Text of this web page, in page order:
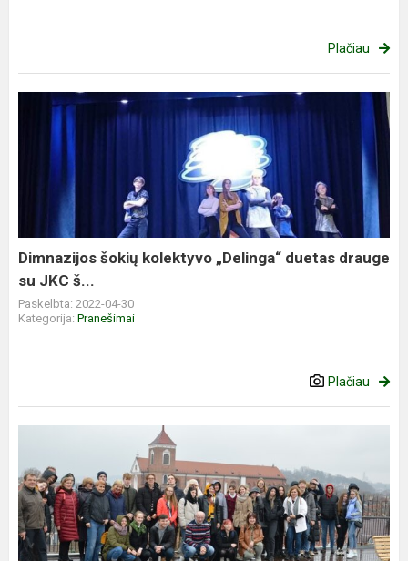
Plačiau
Dimnazijos šokių kolektyvo „Delinga“ duetas drauge
su JKC š...
Paskelbta: 2022-04-30
Kategorija: Pranešimai
Plačiau